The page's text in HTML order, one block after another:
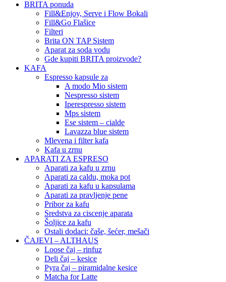
BRITA ponuda
Fill&Enjoy, Serve i Flow Bokali
Fill&Go Flašice
Filteri
Brita ON TAP Sistem
Aparat za soda vodu
Gde kupiti BRITA proizvode?
KAFA
Espresso kapsule za
A modo Mio sistem
Nespresso sistem
Iperespresso sistem
Mps sistem
Ese sistem – cialde
Lavazza blue sistem
Mlevena i filter kafa
Kafa u zrnu
APARATI ZA ESPRESO
Aparati za kafu u zrnu
Aparati za caldu, moka pot
Aparati za kafu u kapsulama
Aparati za pravljenje pene
Pribor za kafu
Sredstva za ciscenje aparata
Šoljice za kafu
Ostali dodaci: čaše, šećer, mešači
ČAJEVI – ALTHAUS
Loose čaj – rinfuz
Deli čaj – kesice
Pyra čaj – piramidalne kesice
Matcha for Latte